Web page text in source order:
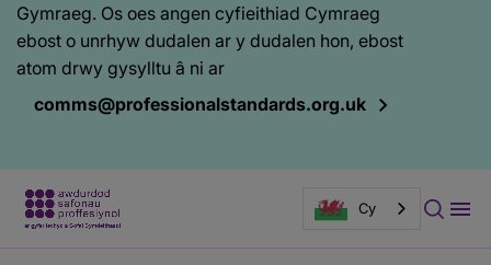
Gymraeg. Os oes angen cyfieithiad Cymraeg
ebost o unrhyw dudalen ar y dudalen hon, ebost
atom drwy gysylltu â ni ar
comms@professionalstandards.org.uk
Cy